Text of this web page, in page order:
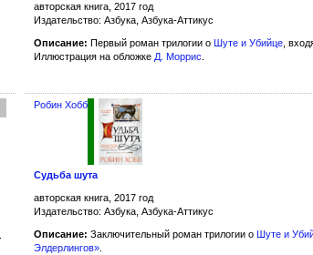
авторская книга, 2017 год
Издательство: Азбука, Азбука-Аттикус
Описание: Первый роман трилогии о Шуте и Убийце ,
Иллюстрация на обложке Д. Моррис
Робин Хобб
Судьба шута
авторская книга, 2017 год
Издательство: Азбука, Азбука-Аттикус
Описание: Заключительный роман трилогии о Шуте и
Элдерлингов»